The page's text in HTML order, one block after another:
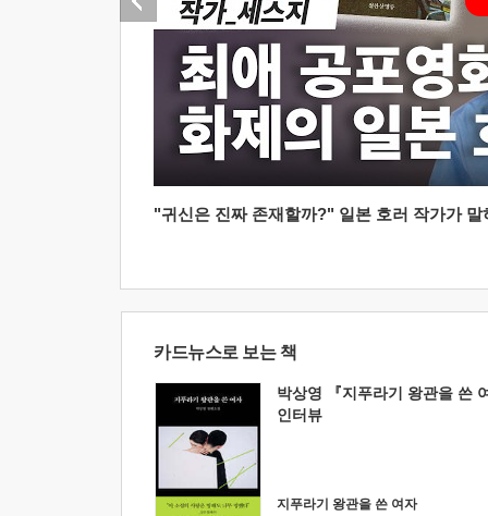
"귀신은 진짜 존재할까?" 일본 호러 작가가
카드뉴스로 보는 책
박상영 『지푸라기 왕관을 쓴
인터뷰
지푸라기 왕관을 쓴 여자